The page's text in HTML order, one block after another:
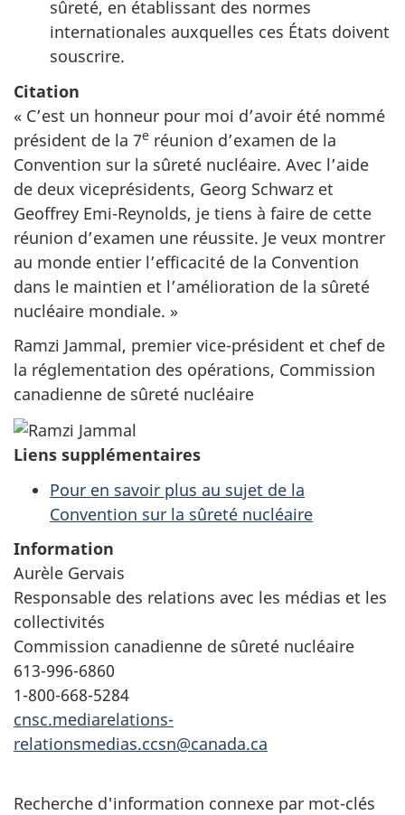
sûreté, en établissant des normes
internationales auxquelles ces États doivent
souscrire.
Citation
« C’est un honneur pour moi d’avoir été nommé
président de la 7e réunion d’examen de la
Convention sur la sûreté nucléaire. Avec l’aide
de deux vice­présidents, Georg Schwarz et
Geoffrey Emi-Reynolds, je tiens à faire de cette
réunion d’examen une réussite. Je veux montrer
au monde entier l’efficacité de la Convention
dans le maintien et l’amélioration de la sûreté
nucléaire mondiale. »
Ramzi Jammal, premier vice-président et chef de
la réglementation des opérations, Commission
canadienne de sûreté nucléaire
Liens supplémentaires
Pour en savoir plus au sujet de la
Convention sur la sûreté nucléaire
Information
Aurèle Gervais
Responsable des relations avec les médias et les
collectivités
Commission canadienne de sûreté nucléaire
613-996-6860
1-800-668-5284
cnsc.mediarelations-
relationsmedias.ccsn@canada.ca
Recherche d'information connexe par mot-clés